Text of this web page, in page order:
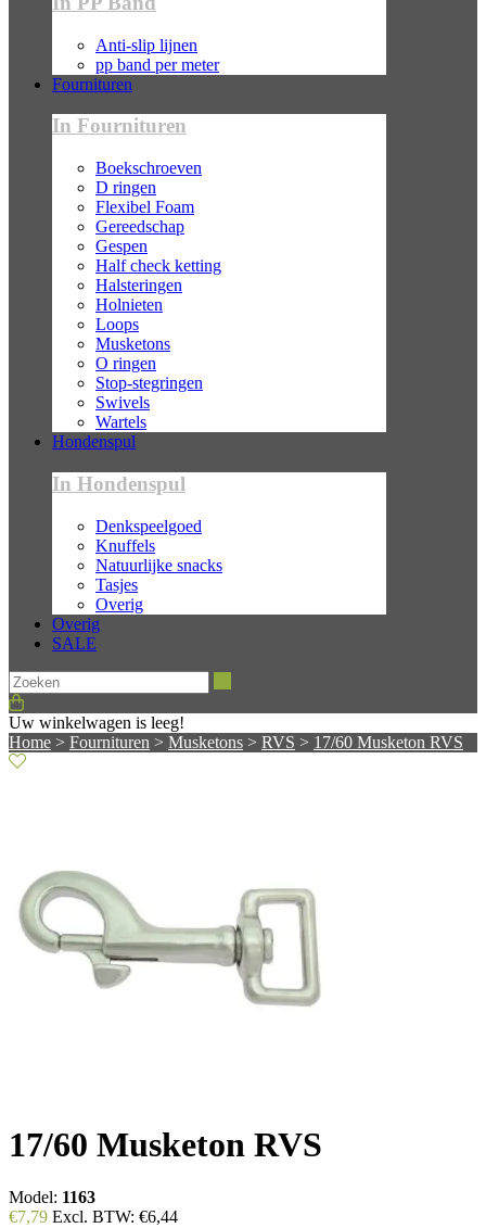
Anti-slip lijnen
pp band per meter
Fournituren
In Fournituren
Boekschroeven
D ringen
Flexibel Foam
Gereedschap
Gespen
Half check ketting
Halsteringen
Holnieten
Loops
Musketons
O ringen
Stop-stegringen
Swivels
Wartels
Hondenspul
In Hondenspul
Denkspeelgoed
Knuffels
Natuurlijke snacks
Tasjes
Overig
Overig
SALE
Uw winkelwagen is leeg!
Home > Fournituren > Musketons > RVS > 17/60 Musketon RVS
17/60 Musketon RVS
Model: 1163
€7,79 Excl. BTW: €6,44